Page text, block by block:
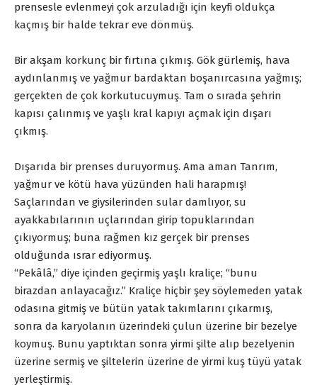
prensesle evlenmeyi çok arzuladığı için keyfi oldukça
kaçmış bir halde tekrar eve dönmüş.
Bir akşam korkunç bir fırtına çıkmış. Gök gürlemiş, hava
aydınlanmış ve yağmur bardaktan boşanırcasına yağmış;
gerçekten de çok korkutucuymuş. Tam o sırada şehrin
kapısı çalınmış ve yaşlı kral kapıyı açmak için dışarı
çıkmış.
Dışarıda bir prenses duruyormuş. Ama aman Tanrım,
yağmur ve kötü hava yüzünden hali harapmış!
Saçlarından ve giysilerinden sular damlıyor, su
ayakkabılarının uçlarından girip topuklarından
çıkıyormuş; buna rağmen kız gerçek bir prenses
olduğunda ısrar ediyormuş.
“Pekâlâ,” diye içinden geçirmiş yaşlı kraliçe; “bunu
birazdan anlayacağız.” Kraliçe hiçbir şey söylemeden yatak
odasına gitmiş ve bütün yatak takımlarını çıkarmış,
sonra da karyolanın üzerindeki çulun üzerine bir bezelye
koymuş. Bunu yaptıktan sonra yirmi şilte alıp bezelyenin
üzerine sermiş ve şiltelerin üzerine de yirmi kuş tüyü yatak
yerleştirmiş.